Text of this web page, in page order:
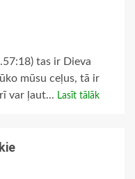
tas ir Dieva
mūsu ceļus, tā ir
var ļaut... Lasīt tālāk